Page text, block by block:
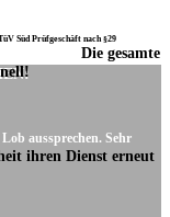
Süd Prüfgeschäft nach §29
Die gesamte
aussprechen. Sehr
ihren Dienst erneut